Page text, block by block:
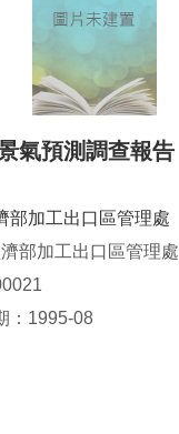
氣預測調查報告
部加工出口區管理處
部加工出口區管理處
：1995-08